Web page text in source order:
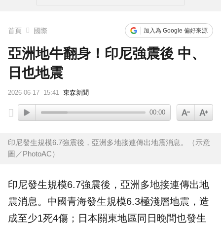
首頁 國際 加入為 Google 偏好來源
亞洲地牛翻身！印尼強震後 中、
日也地震
2026-06-17 15:41 東森新聞
00:00
印尼發生規模6.7強震後，亞洲多地接連傳出地震消息。（示意
圖／PhotoAC）
印尼發生規模6.7強震後， 亞洲多地接連傳出地
震消息。中國青海發生規模6.3極淺層地震，造
成至少1死4傷；日本關東地區同日晚間也發生